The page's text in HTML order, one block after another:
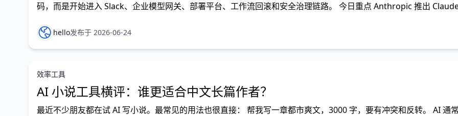
码，而是开始进入 Slack、企业模型网关、部署平台、工作流回滚和安全治理链路。 今日重点 Anthropic 推出
hello发布于 2026-06-24
效率工具
AI 小说工具横评：谁更适合中文长篇作者？
最近不少朋友都在试 AI 写小说。最常见的用法也很直接： 帮我写一章都市爽文，3000 字，要有冲突和反转。 AI 通